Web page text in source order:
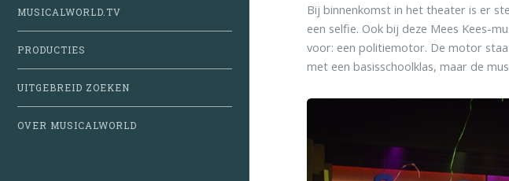
Bij binnenkomst in het theater is er
een selfie. Ook bij deze Mees Kees-
voor: een politiemotor. De motor
met een basisschoolklas, maar de
MUSICALWORLD.TV
PRODUCTIES
UITGEBREID ZOEKEN
OVER MUSICALWORLD